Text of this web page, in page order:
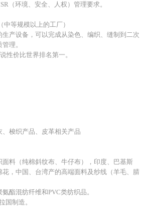
（环境、安全、人权）管理要求。
等规模以上的工厂）
生产设备，可以完成从染色、编织、缝制到二次
理。
性价比世界排名第一。
、梭织产品、皮革相关产品
面料（纯棉斜纹布、牛仔布），印度、巴基斯
，中国、台湾产的高端面料及纱线（羊毛、腈
酯混纺纤维和PVC类纺织品。
国制造。